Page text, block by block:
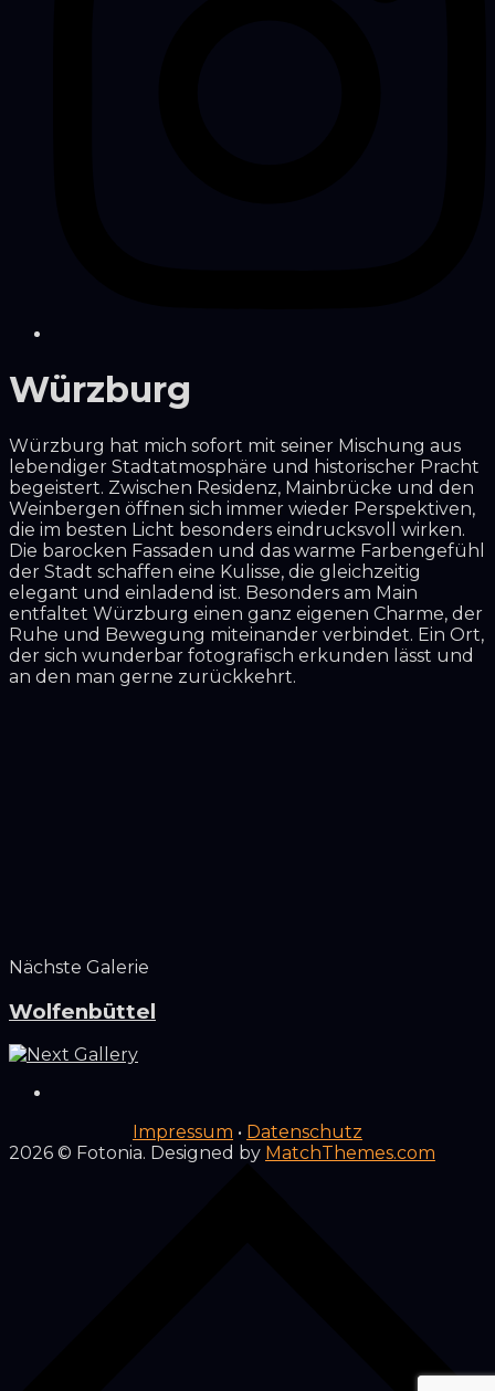
Würzburg
Würzburg hat mich sofort mit seiner Mischung aus
lebendiger Stadtatmosphäre und historischer Pracht
begeistert. Zwischen Residenz, Mainbrücke und den
Weinbergen öffnen sich immer wieder Perspektiven,
die im besten Licht besonders eindrucksvoll wirken.
Die barocken Fassaden und das warme Farbengefühl
der Stadt schaffen eine Kulisse, die gleichzeitig
elegant und einladend ist. Besonders am Main
entfaltet Würzburg einen ganz eigenen Charme, der
Ruhe und Bewegung miteinander verbindet. Ein Ort,
der sich wunderbar fotografisch erkunden lässt und
an den man gerne zurückkehrt.
Nächste Galerie
Wolfenbüttel
Impressum • Datenschutz
2026 © Fotonia. Designed by MatchThemes.com